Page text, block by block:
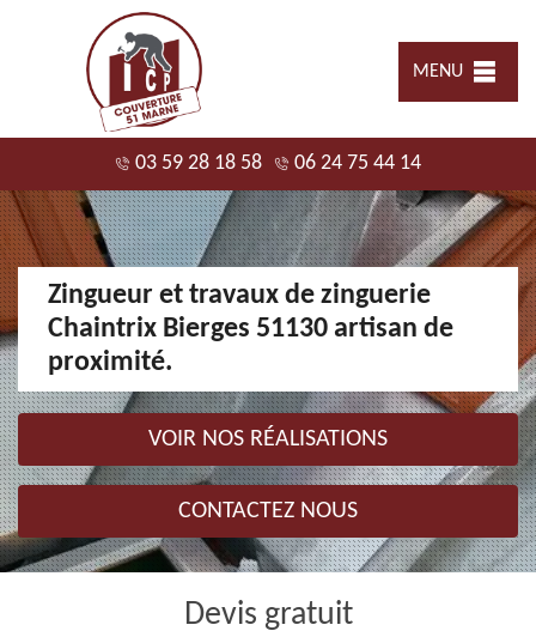
MENU
03 59 28 18 58 06 24 75 44 14
Zingueur et travaux de zinguerie
Chaintrix Bierges 51130 artisan de
proximité.
VOIR NOS RÉALISATIONS
CONTACTEZ NOUS
Devis gratuit